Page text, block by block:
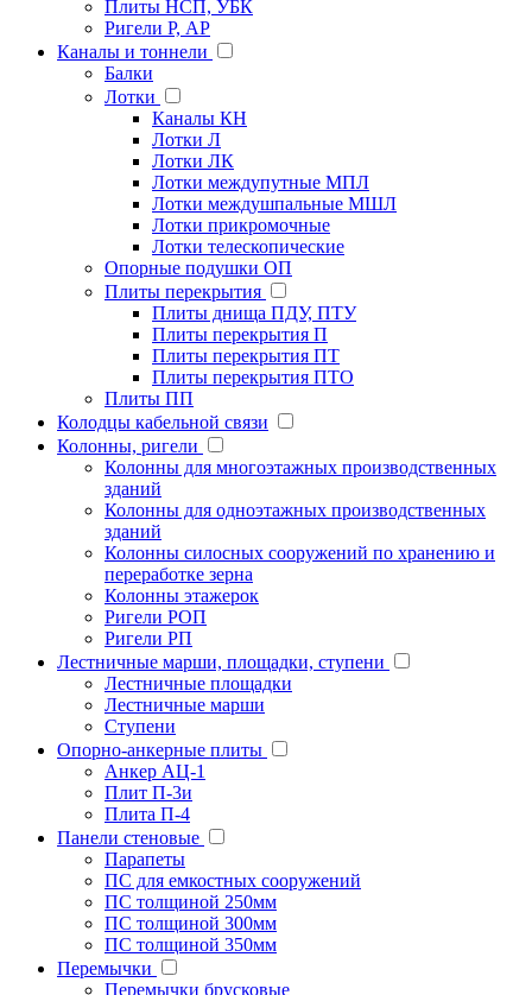
Плиты НСП, УБК
Ригели Р, АР
Каналы и тоннели
Балки
Лотки
Каналы КН
Лотки Л
Лотки ЛК
Лотки междупутные МПЛ
Лотки междушпальные МШЛ
Лотки прикромочные
Лотки телескопические
Опорные подушки ОП
Плиты перекрытия
Плиты днища ПДУ, ПТУ
Плиты перекрытия П
Плиты перекрытия ПТ
Плиты перекрытия ПТО
Плиты ПП
Колодцы кабельной связи
Колонны, ригели
Колонны для многоэтажных производственных
зданий
Колонны для одноэтажных производственных
зданий
Колонны силосных сооружений по хранению и
переработке зерна
Колонны этажерок
Ригели РОП
Ригели РП
Лестничные марши, площадки, ступени
Лестничные площадки
Лестничные марши
Ступени
Опорно-анкерные плиты
Анкер АЦ-1
Плит П-3и
Плита П-4
Панели стеновые
Парапеты
ПС для емкостных сооружений
ПС толщиной 250мм
ПС толщиной 300мм
ПС толщиной 350мм
Перемычки
Перемычки брусковые